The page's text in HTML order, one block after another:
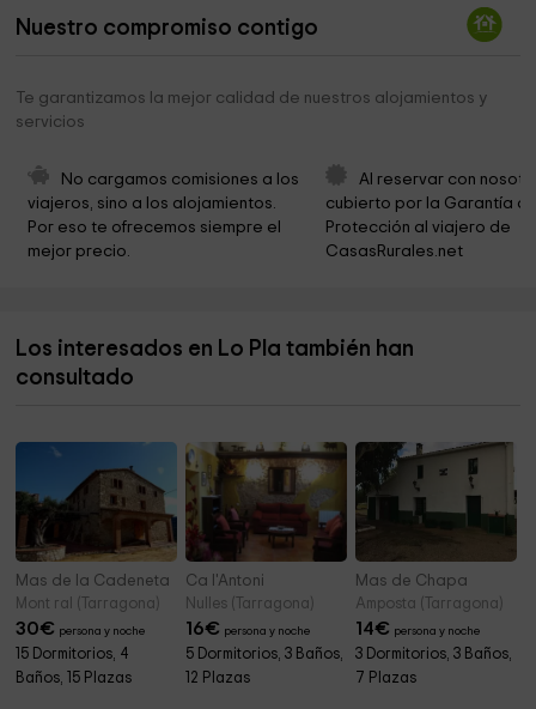
Casal Cívic Trinitari Bel 0,3 km
Cementerio
La Drecera (Sagrat Cor de Jesús) Alcanar
Capelleta del Remei
Poblat Ibèric de La Moleta del Remei 1,8 km
Sòl de Riu
Nuestro compromiso contigo
Te garantizamos la mejor calidad de nuestros alojamientos y
servicios
No cargamos comisiones a los
viajeros, sino a los alojamientos.
Por eso te ofrecemos siempre el
mejor precio.
Al reservar con
cubierto por la Garantía
Protección al viajero de
CasasRurales.net
Los interesados en Lo Pla también han
consultado
Mas de la Cadeneta
Mont ral (Tarragona)
30€ persona y noche
15 Dormitorios, 4
Baños, 15 Plazas
Ca l'Antoni
Nulles (Tarragona)
16€ persona y noche
5 Dormitorios, 3 Baños,
12 Plazas
Mas de Chapa
Amposta (Tarragona)
14€ persona y noche
3 Dormitorios, 3 Baños,
7 Plazas